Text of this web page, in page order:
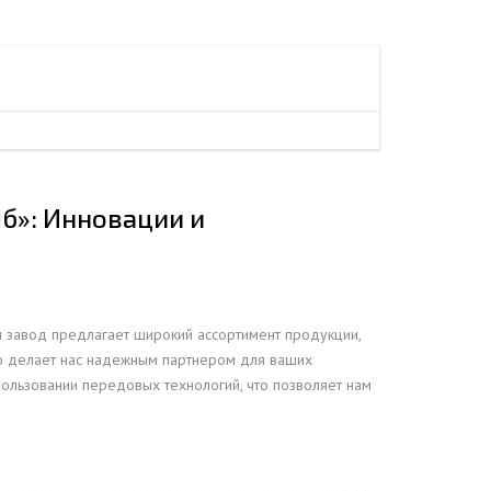
АНГАРОВ
Н60Инновации и
предлагает широкий ассортимент продукции,
делает нас надежным партнером для ваших
передовых технологий, что позволяет нам